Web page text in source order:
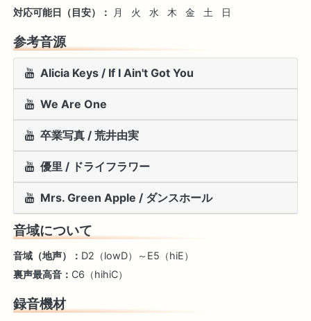
対応可能日（目安）： 月 火 水 木 金 土 日
参考音源
Alicia Keys / If I Ain't Got You
We Are One
卒業写真 / 荒井由実
優里 / ドライフラワー
Mrs. Green Apple / ダンスホール
音域について
音域（地声）： D2（lowD）～E5（hiE）
裏声最高音： C6（hihiC）
録音機材